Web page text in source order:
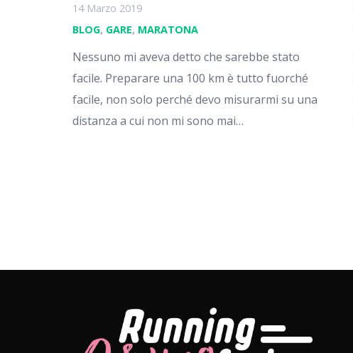
14 Marzo 2019
BLOG, GARE, MARATONA
Nessuno mi aveva detto che sarebbe stato
facile. Preparare una 100 km è tutto fuorché
facile, non solo perché devo misurarmi su una
distanza a cui non mi sono mai…